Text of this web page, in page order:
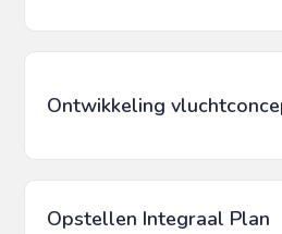
Ontwikkeling
Opstellen Integraal Plan